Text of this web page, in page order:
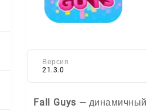
Версия
21.3.0
Fall Guys — динамичный